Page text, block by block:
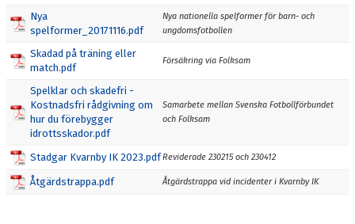
Nya
spelformer_20171116.pdf
Nya nationella spelformer för barn- och
ungdomsfotbollen
Skadad på träning eller
match.pdf
Försäkring via Folksam
Spelklar och skadefri -
Kostnadsfri rådgivning om
hur du förebygger
idrottsskador.pdf
Samarbete mellan Svenska Fotbollförbundet
och Folksam
Stadgar Kvarnby IK 2023.pdfReviderade 230215 och 230412
Åtgärdstrappa.pdf Åtgärdstrappa vid incidenter i Kvarnby IK